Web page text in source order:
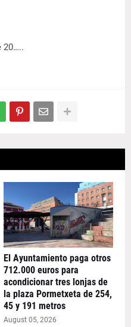
20…..
El Ayuntamiento paga otros
712.000 euros para
acondicionar tres lonjas de
la plaza Pormetxeta de 254,
45 y 191 metros
August 05, 2026